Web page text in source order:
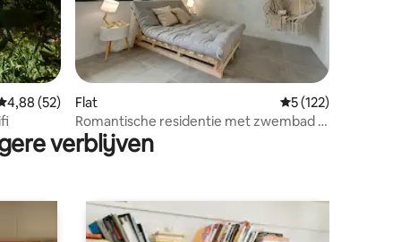
beoordeling van 4,88 op 5, 52 recensies
4,88 (52)
tuin wifi
Flat Gemiddelde
5 (122)
Romantische residentie met zwembad in
de Chianti
verblijven